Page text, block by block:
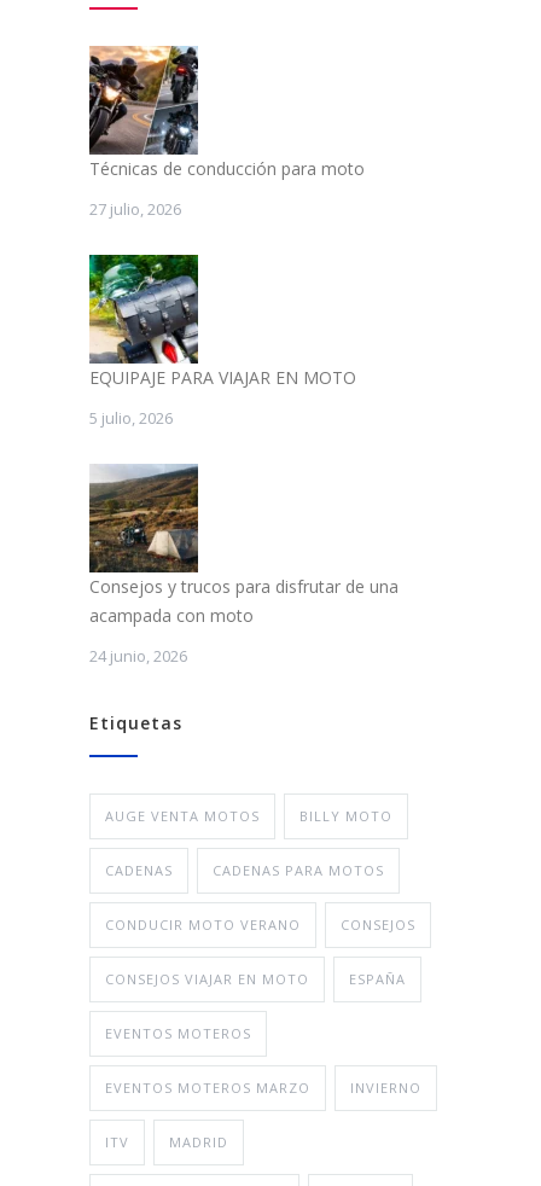
Técnicas de conducción para moto
27 julio, 2026
EQUIPAJE PARA VIAJAR EN MOTO
5 julio, 2026
Consejos y trucos para disfrutar de una
acampada con moto
24 junio, 2026
Etiquetas
AUGE VENTA MOTOS BILLY MOTO
CADENAS CADENAS PARA MOTOS
CONDUCIR MOTO VERANO CONSEJOS
CONSEJOS VIAJAR EN MOTO ESPAÑA
EVENTOS MOTEROS
EVENTOS MOTEROS MARZO INVIERNO
ITV MADRID